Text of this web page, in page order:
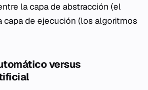
la capa de abstracción (el
capa de ejecución (los algoritmos
versus